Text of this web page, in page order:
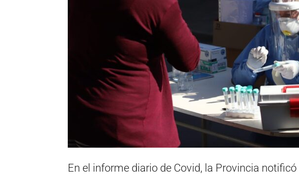
En el informe diario de Covid, la Provincia